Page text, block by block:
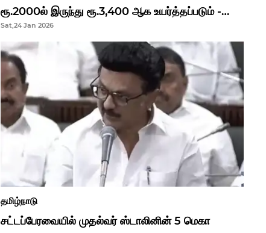
ரூ.2000ல் இருந்து ரூ.3,400 ஆக உயர்த்தப்படும் -
முதல்வர் மு.க.ஸ்டாலின்..!
Sat,24 Jan 2026
தமிழ்நாடு
சட்டப்பேரவையில் முதல்வர் ஸ்டாலினின் 5 மெகா